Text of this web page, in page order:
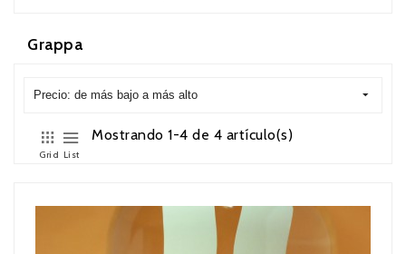
Grappa
Precio: de más bajo a más alto
Grid List
Mostrando 1-4 de 4 artículo(s)